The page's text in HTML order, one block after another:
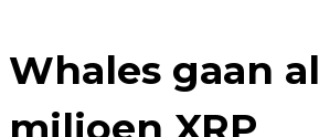
Whales gaan